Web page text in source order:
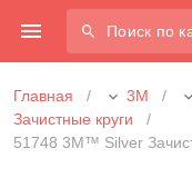
Поиск по
Главная / 3М /
Зачистные круги
/
51748 3M™ Silver